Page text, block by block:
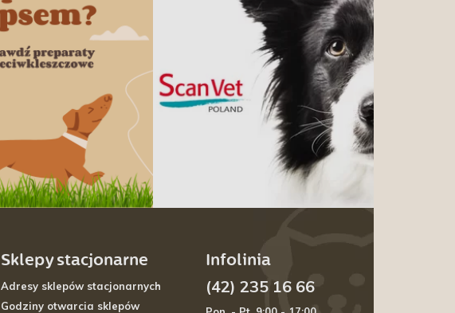
Sklepy stacjonarne
Adresy sklepów stacjonarnych
Godziny otwarcia sklepów
Infolinia
(42) 235 16 66